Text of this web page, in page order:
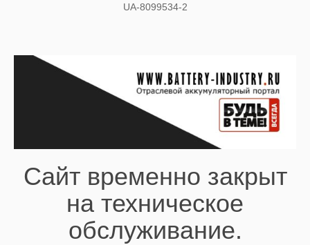
UA-8099534-2
Сайт временно закрыт
на техническое
обслуживание.